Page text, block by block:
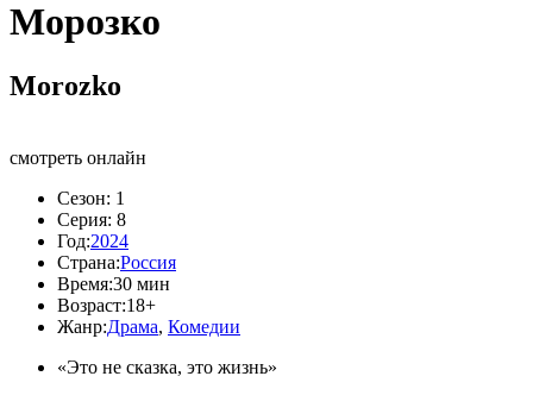
Морозко
Morozko
смотреть онлайн
Сезон: 1
Серия: 8
Год:2024
Страна:Россия
Время:30 мин
Возраст:18+
Жанр:Драма, Комедии
«Это не сказка, это жизнь»